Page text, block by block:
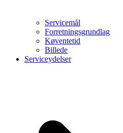
Servicemål
Forretningsgrundlag
Køventetid
Billede
Serviceydelser